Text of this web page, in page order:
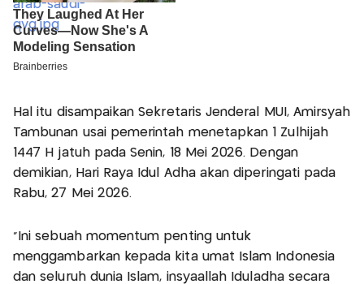
Hal itu disampaikan Sekretaris Jenderal MUI, Amirsyah
Tambunan usai pemerintah menetapkan 1 Zulhijah
1447 H jatuh pada Senin, 18 Mei 2026. Dengan
demikian, Hari Raya Idul Adha akan diperingati pada
Rabu, 27 Mei 2026.
“Ini sebuah momentum penting untuk
menggambarkan kepada kita umat Islam Indonesia
dan seluruh dunia Islam, insyaallah Iduladha secara